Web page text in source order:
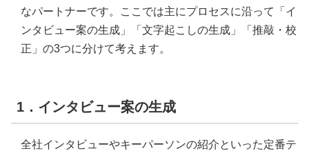
なパートナーです。ここでは主にプロセスに沿って「イ
ンタビュー案の生成」「文字起こしの生成」「推敲・校
正」の3つに分けて考えます。
1．インタビュー案の生成
全社インタビューやキーパーソンの紹介といった定番テ